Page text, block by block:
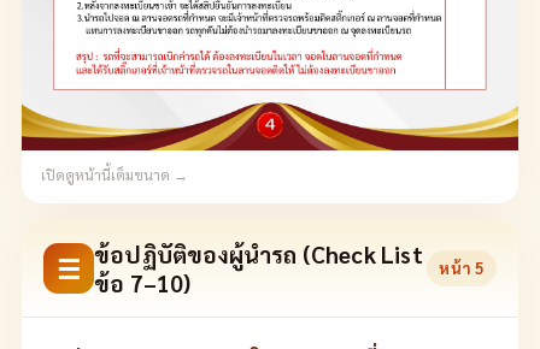
เปิดดูหน้านี้เต็มขนาด →
☰ ข้อปฏิบัติของผู้นำรถ (Check List
ข้อ 7–10)
หน้า5